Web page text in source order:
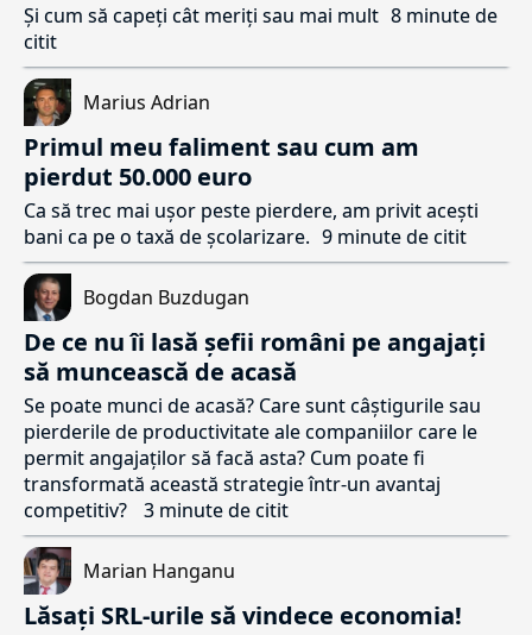
Și cum să capeți cât meriți sau mai mult 8 minute de
citit
Marius Adrian
Primul meu faliment sau cum am
pierdut 50.000 euro
Ca să trec mai ușor peste pierdere, am privit acești
bani ca pe o taxă de școlarizare. 9 minute de citit
Bogdan Buzdugan
De ce nu îi lasă șefii români pe angajați
să muncească de acasă
Se poate munci de acasă? Care sunt câștigurile sau
pierderile de productivitate ale companiilor care le
permit angajaților să facă asta? Cum poate fi
transformată această strategie într-un avantaj
competitiv?
3 minute de citit
Marian Hanganu
Lăsați SRL-urile să vindece economia!